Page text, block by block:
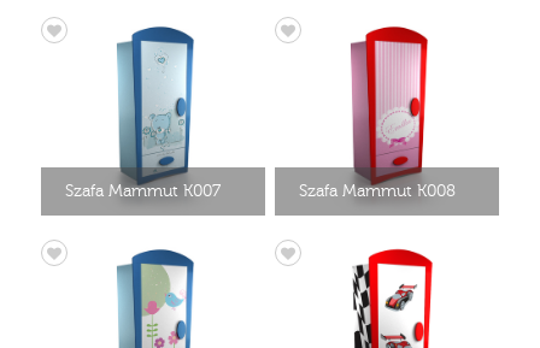
Szafa Mammut K007 Szafa Mammut K008